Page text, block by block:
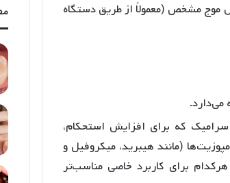
موج مشخص (معمولاً از طریق دستگاه
می‌دارد.
که برای افزایش استحکام،
(مانند هیبرید، میکروفیل و
برای کاربرد خاصی مناسب‌تر